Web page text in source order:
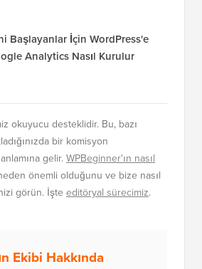
okuyucu desteklidir. Bu, bazı
bir komisyon
görün. İşteeditöryal sürecimiz
Ekibi Hakkında
Barındırma, E-ticaret, SEO ve
sahip Syed Balkhi